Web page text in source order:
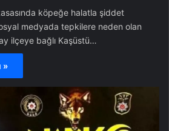
köpeğe halatla şiddet
medyada tepkilere neden olan
ilçeye bağlı Kaşüstü…
»